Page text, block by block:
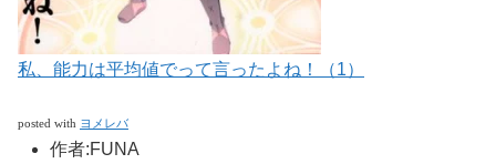
私、能力は平均値でって言ったよね！（1）
posted with ヨメレバ
作者:FUNA